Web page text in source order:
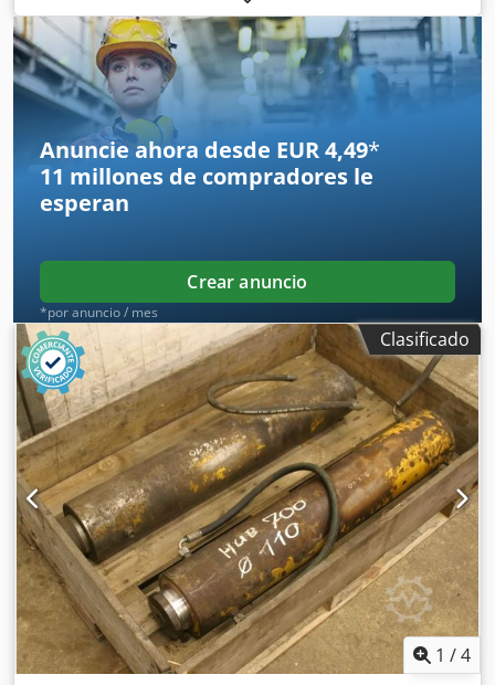
Lemme Berlin -Para bombas de bentonita -Panel de control
Dcjdpfx Aeb A Su Dsn Iok -Controlador lógico programable
(PLC) -Dimensiones: 600/350/1320 mm (alto) -Peso: 60 kg
Anuncie ahora desde EUR 4,49*
11 millones de compradores le
esperan
Crear anuncio
*por anuncio / mes
Clasificado
1 /4